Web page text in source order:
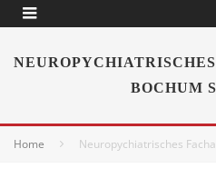
BOCHUM
Home Neuropychiatrisches